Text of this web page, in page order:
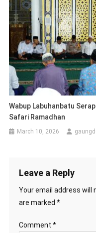
Wabup Labuhanbatu
Safari Ramadhan
March 10, 2026
Leave a Reply
Your email address will
are marked *
Comment *